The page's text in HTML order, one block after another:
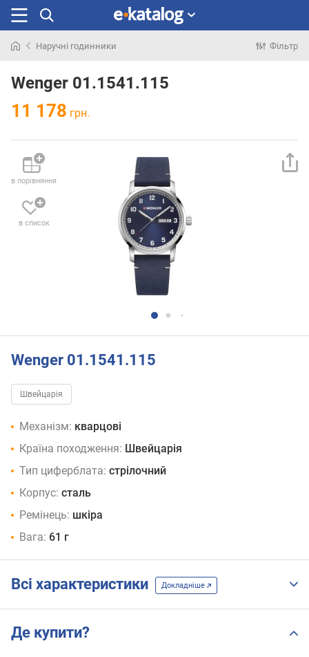
раніше
Наручні годинники Фільтр
Wenger 01.1541.115
11 178 грн.
в порівняння
в список
Wenger 01.1541.115
Швейцарія
Механізм: кварцові
Країна походження: Швейцарія
Тип циферблата: стрілочний
Корпус: сталь
Ремінець: шкіра
Вага: 61 г
Всі характеристики Докладніше
Де купити?